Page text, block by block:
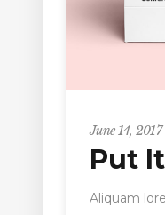
June 14, 2017
Put
Aliquam